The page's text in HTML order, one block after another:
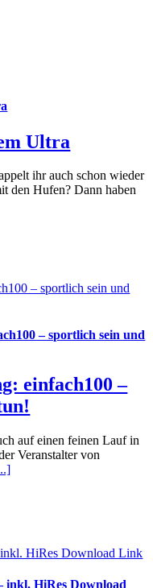
Ultra
ihr auch schon wieder
den Hufen? Dann haben
– sportlich sein und
– sportlich sein und
einfach100 –
auf einen feinen Lauf in
Veranstalter von
HiRes Download Link
inkl. HiRes Download